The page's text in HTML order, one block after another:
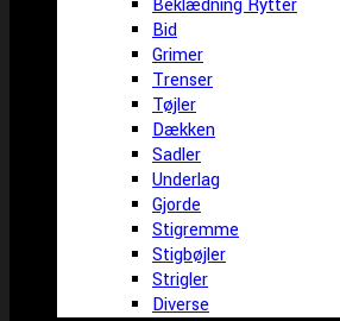
Beklædning Rytter
Bid
Grimer
Trenser
Tøjler
Dækken
Sadler
Underlag
Gjorde
Stigremme
Stigbøjler
Strigler
Diverse